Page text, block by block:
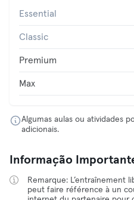
Essential
Classic
Premium
Max
Algumas aulas ou atividades
adicionais.
Informação
Remarque: L’entraînement
peut faire référence à un